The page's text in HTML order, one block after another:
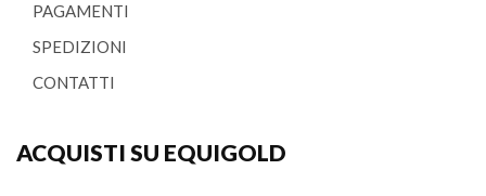
PAGAMENTI
SPEDIZIONI
CONTATTI
ACQUISTI SU EQUIGOLD